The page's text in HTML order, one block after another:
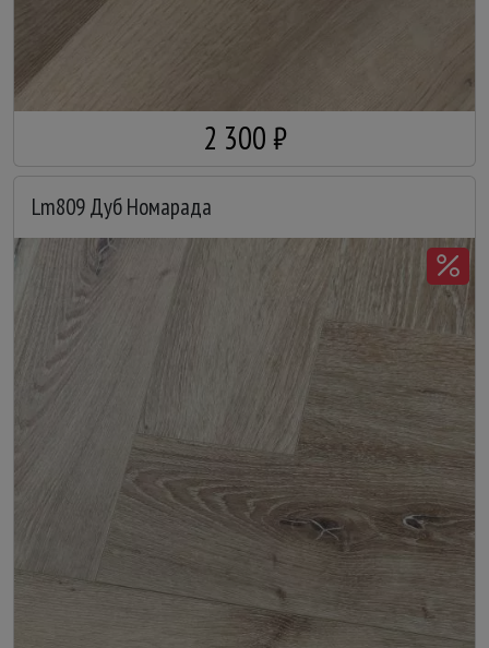
2 300 ₽
Lm809 Дуб Номарада